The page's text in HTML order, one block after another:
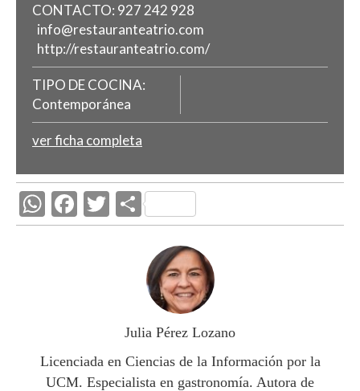
CONTACTO: 927 242 928
info@restauranteatrio.com
http://restauranteatrio.com/
TIPO DE COCINA:
Contemporánea
ver ficha completa
W
h
p
F
ac
k
T
w
C
o
m
p
ar
ti
r
Julia Pérez Lozano
Licenciada en Ciencias de la Información por la
UCM. Especialista en gastronomía. Autora de